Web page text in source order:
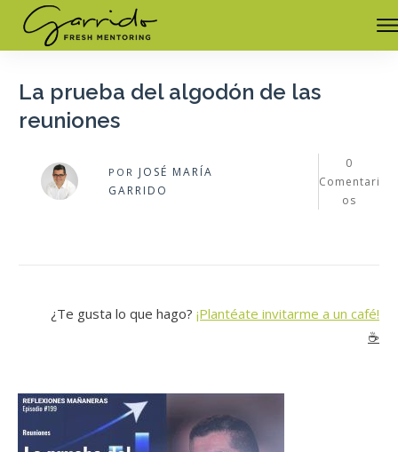
La prueba del algodón de las
reuniones
POR JOSÉ MARÍA
GARRIDO
0
Comentari
os
¿Te gusta lo que hago? ¡Plantéate invitarme a un café!
☕️